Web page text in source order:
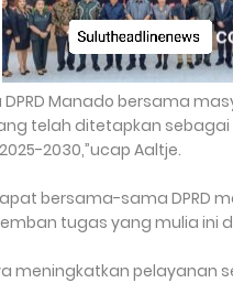
Manado bersama
telah ditetapkan
2030,”ucap Aaltje.
bersama-sama DPRD
tugas yang mulia ini
meningkatkan pelayanan